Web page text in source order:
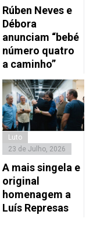
Rúben Neves e
Débora
anunciam “bebé
número quatro
a caminho”
Luto
23 de Julho, 2026
A mais singela e
original
homenagem a
Luís Represas